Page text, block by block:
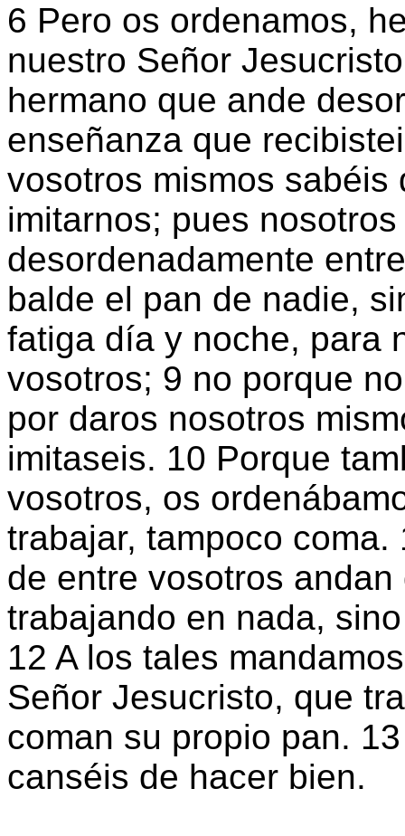
6 Pero os ordenamos,
nuestro Señor
hermano que ande
enseñanza que
vosotros mismos sabéis
imitarnos; pues
desordenadamente
balde el pan de nadie,
fatiga día y noche, para
vosotros; 9 no porque
por daros nosotros
imitaseis. 10 Porque
vosotros, os
trabajar, tampoco
de entre vosotros
trabajando en nada,
12 A los tales
Señor Jesucristo, que
coman su propio pan.
canséis de hacer bien.